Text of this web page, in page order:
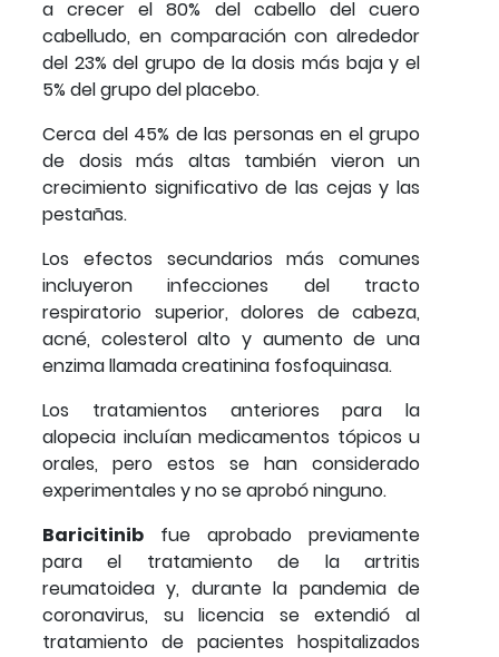
a crecer el 80% del cabello del cuero
cabelludo, en comparación con alrededor
del 23% del grupo de la dosis más baja y el
5% del grupo del placebo.
Cerca del 45% de las personas en el grupo
de dosis más altas también vieron un
crecimiento significativo de las cejas y las
pestañas.
Los efectos secundarios más comunes
incluyeron infecciones del tracto
respiratorio superior, dolores de cabeza,
acné, colesterol alto y aumento de una
enzima llamada creatinina fosfoquinasa.
Los tratamientos anteriores para la
alopecia incluían medicamentos tópicos u
orales, pero estos se han considerado
experimentales y no se aprobó ninguno.
Baricitinib fue aprobado previamente
para el tratamiento de la artritis
reumatoidea y, durante la pandemia de
coronavirus, su licencia se extendió al
tratamiento de pacientes hospitalizados